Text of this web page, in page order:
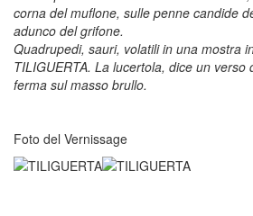
corna del muflone, sulle penne candide
adunco del grifone.
Quadrupedi, sauri, volatili in una mostra
TILIGUERTA. La lucertola, dice un verso
ferma sul masso brullo.
Foto del Vernissage